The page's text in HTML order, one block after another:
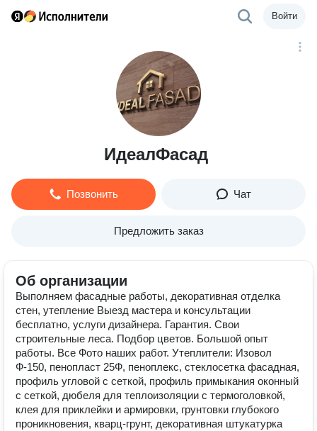
Войти
ИдеалФасад
Позвонить Чат
Предложить заказ
Об организации
Выполняем фасадные работы, декоративная отделка
стен, утепление Выезд мастера и консультации
бесплатно, услуги дизайнера. Гарантия. Свои
строительные леса. Подбор цветов. Большой опыт
работы. Все Фото наших работ. Утеплители: Изовол
Ф-150, пенопласт 25Ф, пеноплекс, стеклосетка фасадная,
профиль угловой с сеткой, профиль примыкания оконный
с сеткой, дюбеля для теплоизоляции с термоголовкой,
клея для приклейки и армировки, грунтовки глубокого
проникновения, кварц-грунт, декоративная штукатурка